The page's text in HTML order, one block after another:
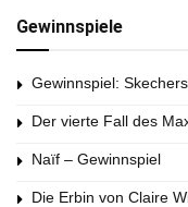
Gewinnspiele
Gewinnspiel:
Der vierte Fall des
Naïf – Gewinnspiel
Die Erbin von Claire